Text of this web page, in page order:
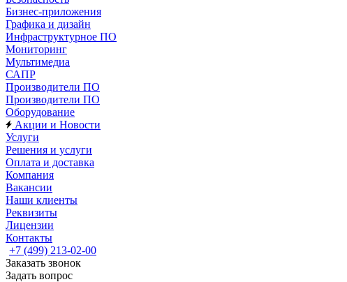
Бизнес-приложения
Графика и дизайн
Инфраструктурное ПО
Мониторинг
Мультимедиа
САПР
Производители ПО
Производители ПО
Оборудование
Акции и Новости
Услуги
Решения и услуги
Оплата и доставка
Компания
Вакансии
Наши клиенты
Реквизиты
Лицензии
Контакты
+7 (499) 213-02-00
Заказать звонок
Задать вопрос